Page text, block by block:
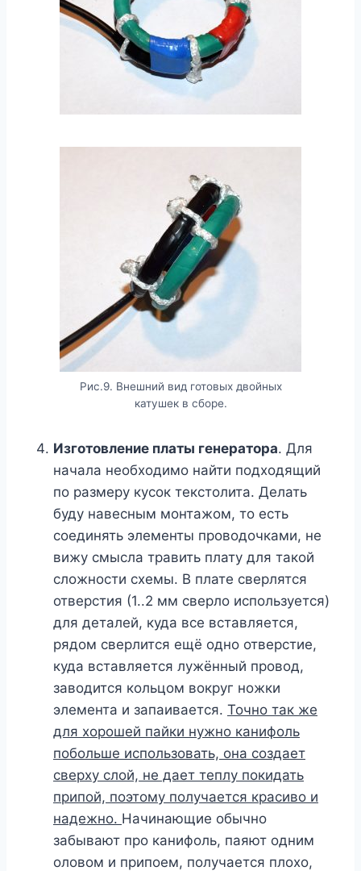
Рис.9. Внешний вид готовых двойных
катушек в сборе.
Изготовление платы генератора. Для
начала необходимо найти подходящий
по размеру кусок текстолита. Делать
буду навесным монтажом, то есть
соединять элементы проводочками, не
вижу смысла травить плату для такой
сложности схемы. В плате сверлятся
отверстия (1..2 мм сверло используется)
для деталей, куда все вставляется,
рядом сверлится ещё одно отверстие,
куда вставляется лужённый провод,
заводится кольцом вокруг ножки
элемента и запаивается. Точно так же
для хорошей пайки нужно канифоль
побольше использовать, она создает
сверху слой, не дает теплу покидать
припой, поэтому получается красиво и
надежно. Начинающие обычно
забывают про канифоль, паяют одним
оловом и припоем, получается плохо,